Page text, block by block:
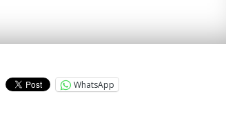
arrivé en tête à l’issue du premier tour mais ne
WhatsApp